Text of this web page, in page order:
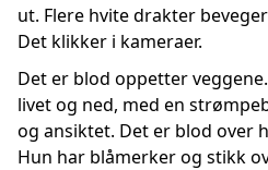
ut. Flere hvite drakter
Det klikker i kameraer.
Det er blod oppetter
livet og ned, med en
og ansiktet. Det er blod over
Hun har blåmerker og stikk